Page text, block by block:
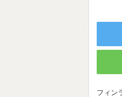
フィン